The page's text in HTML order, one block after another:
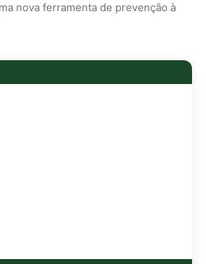
nova ferramenta de prevenção à